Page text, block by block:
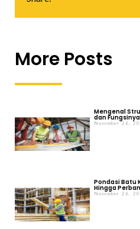
More Posts
Mengenal
dan Fungsinya
November 26,
Pondasi Batu
Hingga
November 26,